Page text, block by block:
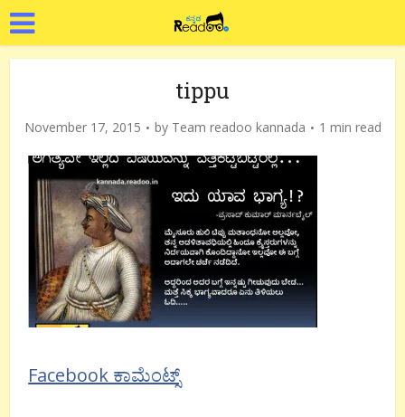
tippu
November 17, 2015 by Team readoo kannada 1 min read
Facebook ಕಾಮೆಂಟ್ಸ್